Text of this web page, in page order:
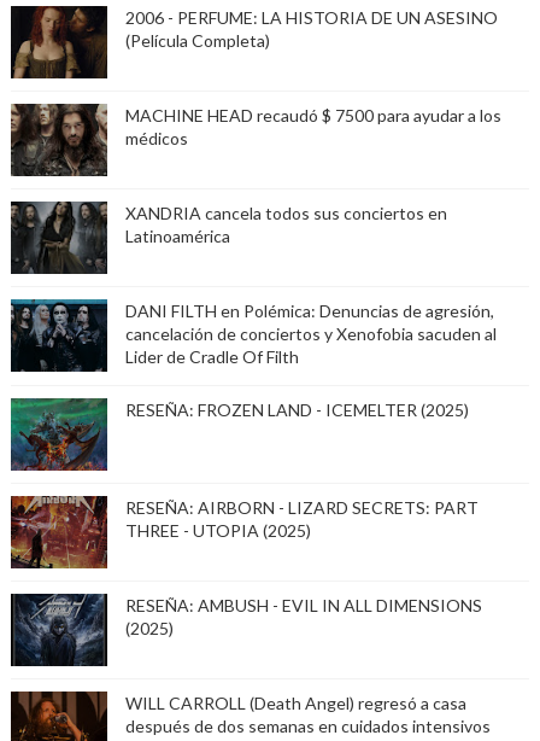
2006 - PERFUME: LA HISTORIA DE UN ASESINO
(Película Completa)
MACHINE HEAD recaudó $ 7500 para ayudar a los
médicos
XANDRIA cancela todos sus conciertos en
Latinoamérica
DANI FILTH en Polémica: Denuncias de agresión,
cancelación de conciertos y Xenofobia sacuden al
Lider de Cradle Of Filth
RESEÑA: FROZEN LAND - ICEMELTER (2025)
RESEÑA: AIRBORN - LIZARD SECRETS: PART
THREE - UTOPIA (2025)
RESEÑA: AMBUSH - EVIL IN ALL DIMENSIONS
(2025)
WILL CARROLL (Death Angel) regresó a casa
después de dos semanas en cuidados intensivos